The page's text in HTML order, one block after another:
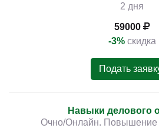
2 дня
59000
-3% скидка
Подать
Навыки делового
Очно/Онлайн. Повышение